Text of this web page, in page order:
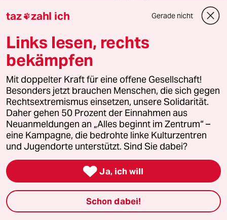
"keine saubere Trennung mehr
vollziehen zwischen Daten und
Programmen"
DEP ist doch längst Standard oder
wollen sie die grundsätzliche Abkehr
von der von-Neumann-Architektur?
19.05.2021, 15:52 Uhr
@Ingo Bernable:
> Ich bin ja nun wirklich auch ein
Anhänger von FOSS, aber wie groß
ist der Anteil der Computerbesitzer
taz zahl ich Gerade nicht
Links lesen, rechts
bekämpfen
Mit doppelter Kraft für eine offene Gesellschaft!
Besonders jetzt brauchen Menschen, die sich gegen
Rechtsextremismus einsetzen, unsere Solidarität.
Daher gehen 50 Prozent der Einnahmen aus
Neuanmeldungen an „Alles beginnt im Zentrum“ –
eine Kampagne, die bedrohte linke Kulturzentren
und Jugendorte unterstützt. Sind Sie dabei?
 Ja, ich will
Schon dabei!